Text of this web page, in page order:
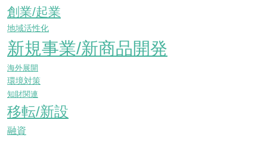
創業/起業
地域活性化
新規事業/新商品開発
海外展開
環境対策
知財関連
移転/新設
融資